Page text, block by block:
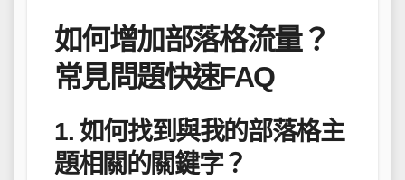
如何增加部落格流量？
常見問題快速FAQ
1. 如何找到與我的部落格主
題相關的關鍵字？